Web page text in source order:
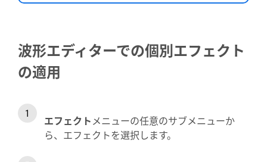
波形エディターでの個別エフェクト
の適用
エフェクトメニューの任意のサブメニューか
ら、エフェクトを選択します。